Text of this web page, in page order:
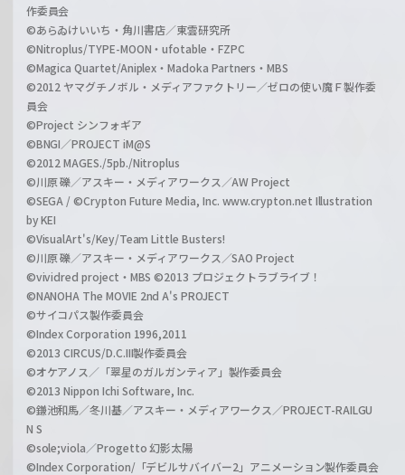
作委員会
©あらゐけいいち・角川書店／東雲研究所
©Nitroplus/TYPE-MOON・ufotable・FZPC
©Magica Quartet/Aniplex・Madoka Partners・MBS
©2012 ヤマグチノボル・メディアファクトリー／ゼロの使い魔Ｆ製作委
員会
©Project シンフォギア
©BNGI／PROJECT iM@S
©2012 MAGES./5pb./Nitroplus
©川原 礫／アスキー・メディアワークス／AW Project
©SEGA / ©Crypton Future Media, Inc. www.crypton.net Illustration
by KEI
©VisualArt's/Key/Team Little Busters!
©川原 礫／アスキー・メディアワークス／SAO Project
©vividred project・MBS ©2013 プロジェクトラブライブ！
©NANOHA The MOVIE 2nd A's PROJECT
©サイコパス製作委員会
©Index Corporation 1996,2011
©2013 CIRCUS/D.C.III製作委員会
©オケアノス／「翠星のガルガンティア」製作委員会
©2013 Nippon Ichi Software, Inc.
©鎌池和馬／冬川基／アスキー・メディアワークス／PROJECT-RAILGU
N S
©sole;viola／Progetto 幻影太陽
©Index Corporation/「デビルサバイバー2」アニメーション製作委員会